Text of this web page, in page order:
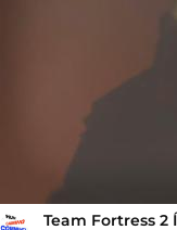
Team Fortress